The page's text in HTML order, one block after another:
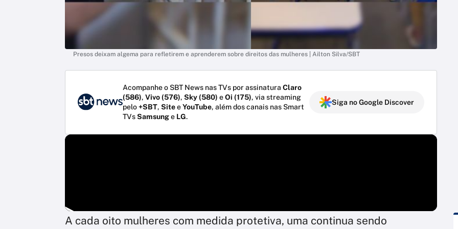
Presos deixam algema para refletirem e aprenderem sobre direitos das mulheres | Ailton Silva/SBT
Acompanhe o SBT News nas TVs por assinatura Claro
(586), Vivo (576), Sky (580) eOi (175), via streaming
pelo+SBT, SiteeYouTube, além dos canais nas Smart
TVsSamsunge LG.
Siga no Google Discover
A cada oito mulheres com medida protetiva, uma continua sendo